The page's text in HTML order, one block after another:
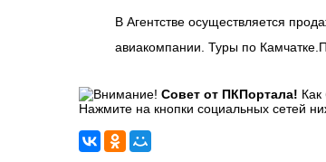
В Агентстве осуществляется
авиакомпании. Туры по
Совет от ПКПортала!
Нажмите на кнопки социальных сетей